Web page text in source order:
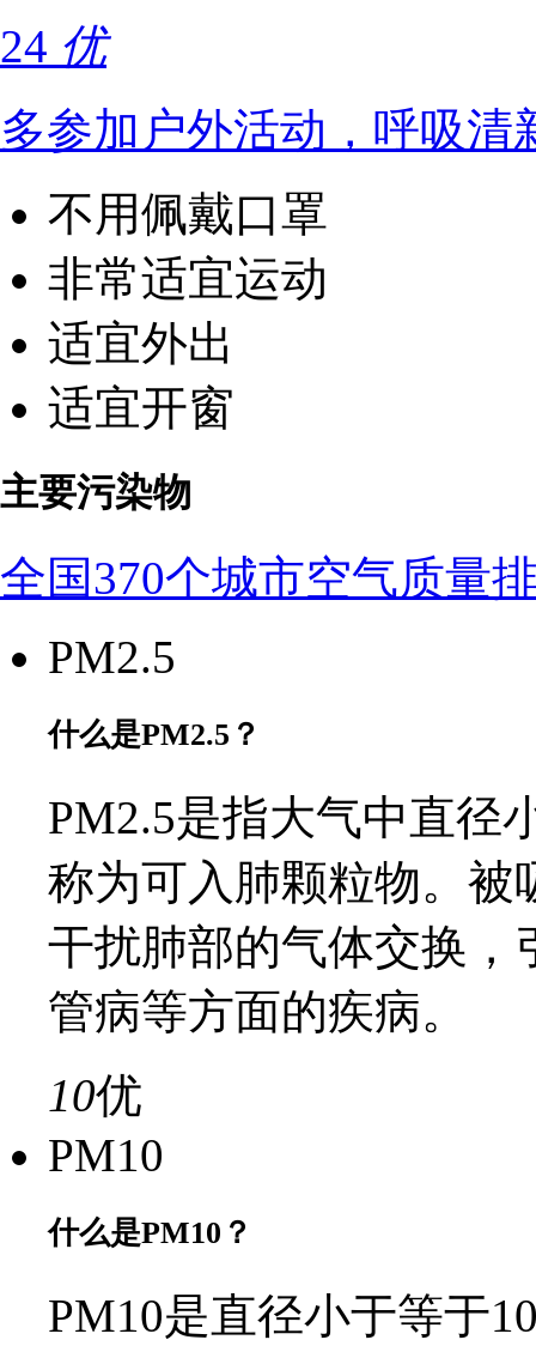
24 优
多参加户外活动，呼吸清
不用佩戴口罩
非常适宜运动
适宜外出
适宜开窗
主要污染物
全国370个城市空气质量
PM2.5
什么是PM2.5？
PM2.5是指大气中直径
称为可入肺颗粒物。被
干扰肺部的气体交换，
管病等方面的疾病。
10优
PM10
什么是PM10？
PM10是直径小于等于